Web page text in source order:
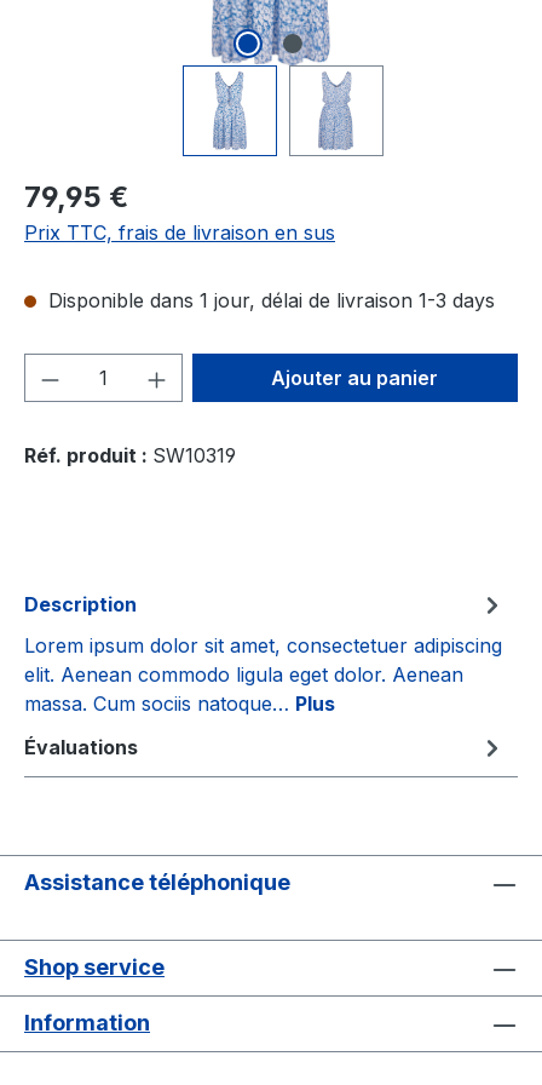
Prix régulier :
79,95 €
Prix TTC, frais de livraison en sus
Disponible dans 1 jour, délai de livraison 1-3 days
Quantité de produit : Entrez la
Ajouter au panier
Réf. produit : SW10319
Description
Lorem ipsum dolor sit amet, consectetuer adipiscing
elit. Aenean commodo ligula eget dolor. Aenean
massa. Cum sociis natoque… Plus
Évaluations
Assistance téléphonique
Shop service
Information